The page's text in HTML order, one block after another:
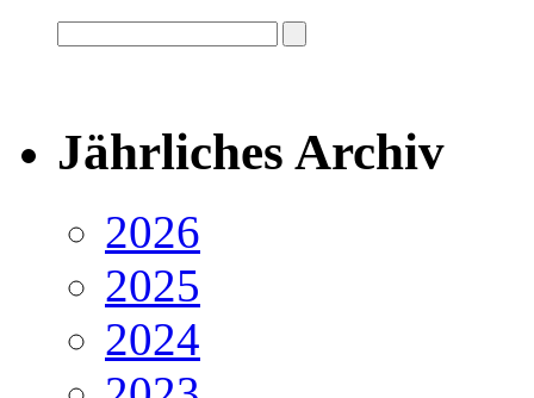
Jährliches Archiv
2026
2025
2024